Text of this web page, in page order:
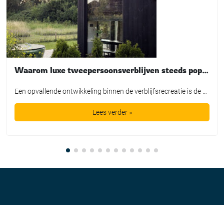
Waarom luxe tweepersoonsverblijven steeds populairder worden. Langs de Polder laat zien hoe een kleinschalig concept inspeelt op de veranderende vraag in de recreatiesector.
Lees verder »